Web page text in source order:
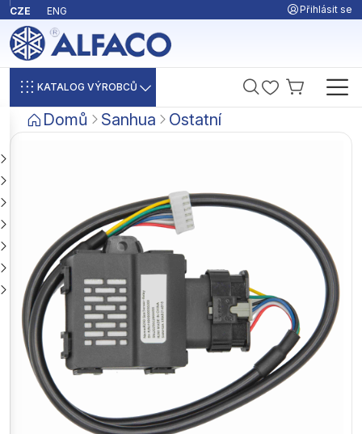
CZE ENG Přihlásit se
KATALOG VÝROBCŮ
Domů Sanhua Ostatní